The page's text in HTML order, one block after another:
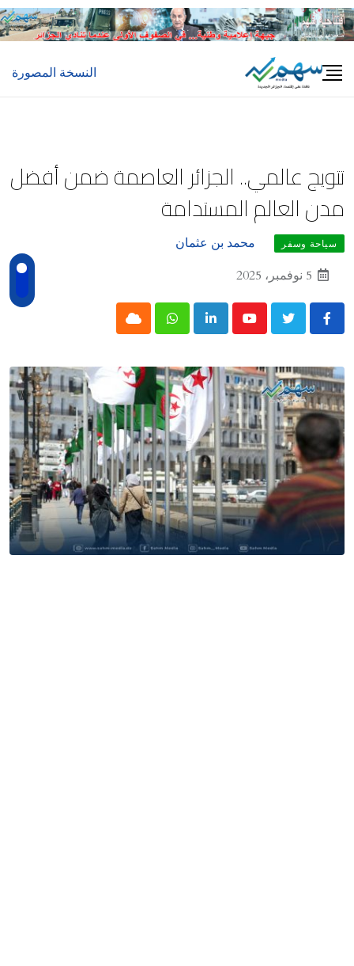
Skip
to
النسخة المصورة
تتويج عالمي.. الجزائر العاصمة ضمن أفضل
مدن العالم المستدامة
سياحة وسفر
محمد بن عثمان
5 نوفمبر، 2025
Youtube
LinkedIn
Whatsapp
Cloud